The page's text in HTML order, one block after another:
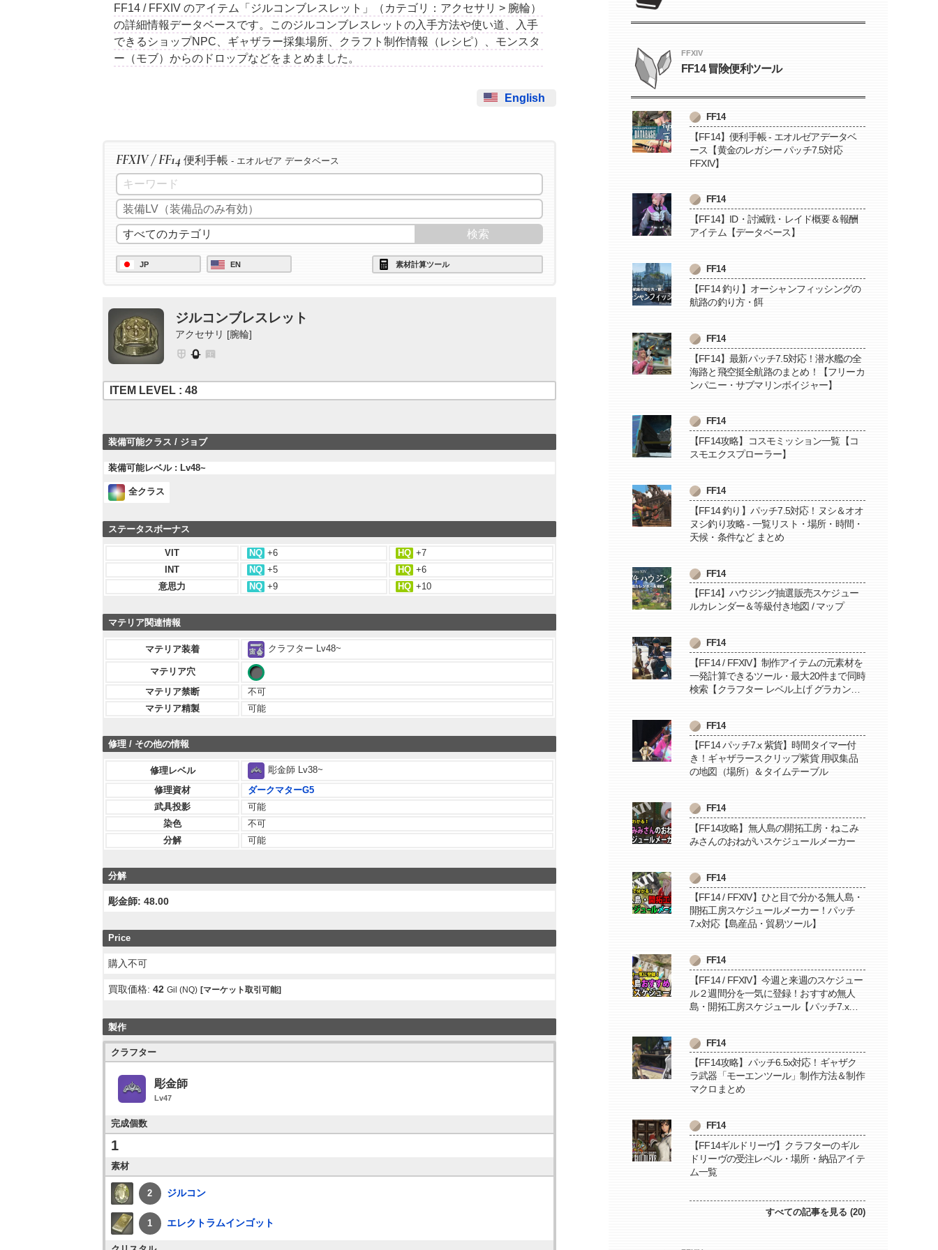
FF14 / FFXIV のアイテム「ジルコンブレスレット」（カテゴリ：アクセサリ > 腕輪）
の詳細情報データベースです。このジルコンブレスレットの入手方法や使い道、入手
できるショップNPC、ギャザラー採集場所、クラフト制作情報（レシピ）、モンスタ
ー（モブ）からのドロップなどをまとめました。
English
FFXIV / FF14 便利手帳 - エオルゼア データベース
JP EN 素材計算ツール
ジルコンブレスレット
アクセサリ [腕輪]
ITEM LEVEL : 48
装備可能クラス / ジョブ
装備可能レベル : Lv48~
全クラス
ステータスボーナス
VIT NQ +6 HQ +7
INT
NQ +5 HQ +6
意思力
NQ +9 HQ +10
マテリア関連情報
マテリア装着 クラフター Lv48~
マテリア穴
マテリア禁断
不可
マテリア精製
可能
修理 / その他の情報
修理レベル
彫金師 Lv38~
修理資材
ダークマターG5
武具投影
可能
染色
不可
分解
可能
分解
彫金師: 48.00
Price
購入不可
買取価格:42 Gil (NQ) [マーケット取引可能]
製作
クラフター
彫金師
Lv47
完成個数
1
素材
2 ジルコン
1 エレクトラムインゴット
FFXIV
FF14 冒険便利ツール
FF14
【FF14】便利手帳 - エオルゼアデータベ
ース【黄金のレガシー パッチ7.5対応
FFXIV】
FF14
【FF14】ID・討滅戦・レイド概要＆報酬
アイテム【データベース】
FF14
【FF14 釣り】オーシャンフィッシングの
航路の釣り方・餌
FF14
【FF14】最新パッチ7.5対応！潜水艦の全
海路と飛空挺全航路のまとめ！【フリーカ
ンパニー・サブマリンボイジャー】
FF14
【FF14攻略】コスモミッション一覧【コ
スモエクスプローラー】
FF14
【FF14 釣り】パッチ7.5対応！ヌシ＆オオ
ヌシ釣り攻略 - 一覧リスト・場所・時間・
天候・条件など まとめ
FF14
【FF14】ハウジング抽選販売スケジュー
ルカレンダー＆等級付き地図 / マップ
FF14
【FF14 / FFXIV】制作アイテムの元素材を
一発計算できるツール・最大20件まで同時
検索【クラフター レベル上げ グラカン納
FF14
【FF14 パッチ7.x 紫貨】時間タイマー付
き！ギャザラースクリップ紫貨 用収集品
の地図（場所）＆タイムテーブル
FF14
【FF14攻略】無人島の開拓工房・ねこみ
みさんのおねがいスケジュールメーカー
FF14
【FF14 / FFXIV】ひと目で分かる無人島・
開拓工房スケジュールメーカー！パッチ
7.x対応【島産品・貿易ツール】
FF14
【FF14 / FFXIV】今週と来週のスケジュー
ル２週間分を一気に登録！おすすめ無人
島・開拓工房スケジュール【パッチ7.x対
FF14
【FF14攻略】パッチ6.5x対応！ギャザク
ラ武器「モーエンツール」制作方法＆制作
マクロまとめ
FF14
【FF14ギルドリーヴ】クラフターのギル
ドリーヴの受注レベル・場所・納品アイテ
ム一覧
すべての記事を見る (20)